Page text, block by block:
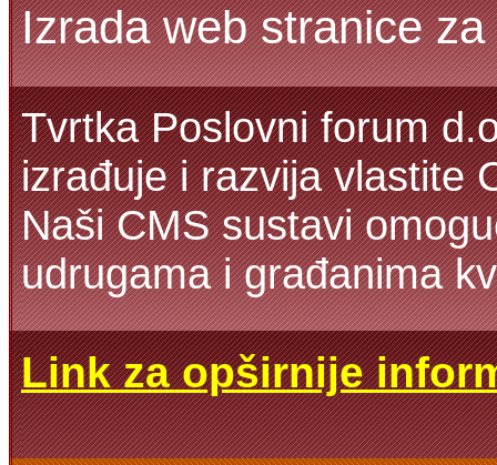
Izrada web stranice
Tvrtka Poslovni forum
izrađuje i razvija vlastite
Naši CMS sustavi
udrugama i građanima
Link za opširnije